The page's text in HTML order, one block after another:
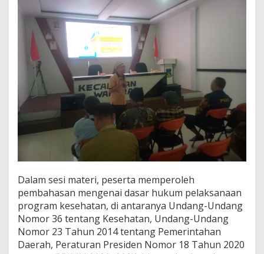
Dalam sesi materi, peserta memperoleh
pembahasan mengenai dasar hukum pelaksanaan
program kesehatan, di antaranya Undang-Undang
Nomor 36 tentang Kesehatan, Undang-Undang
Nomor 23 Tahun 2014 tentang Pemerintahan
Daerah, Peraturan Presiden Nomor 18 Tahun 2020